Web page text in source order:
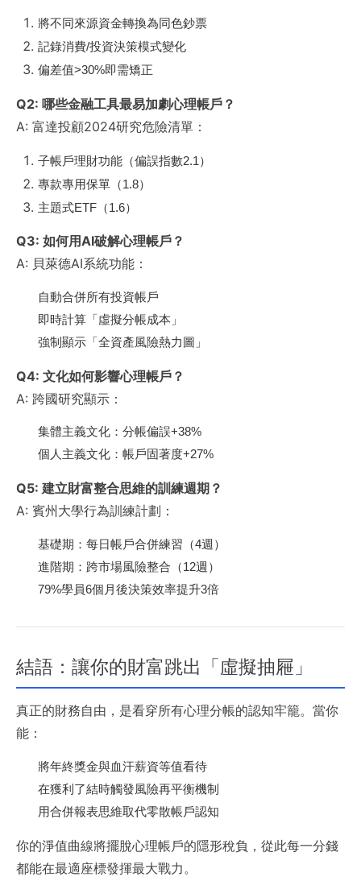
將不同來源資金轉換為同色鈔票
記錄消費/投資決策模式變化
偏差值>30%即需矯正
Q2: 哪些金融工具最易加劇心理帳戶？
A: 富達投顧2024研究危險清單：
子帳戶理財功能（偏誤指數2.1）
專款專用保單（1.8）
主題式ETF（1.6）
Q3: 如何用AI破解心理帳戶？
A: 貝萊德AI系統功能：
自動合併所有投資帳戶
即時計算「虛擬分帳成本」
強制顯示「全資產風險熱力圖」
Q4: 文化如何影響心理帳戶？
A: 跨國研究顯示：
集體主義文化：分帳偏誤+38%
個人主義文化：帳戶固著度+27%
Q5: 建立財富整合思維的訓練週期？
A: 賓州大學行為訓練計劃：
基礎期：每日帳戶合併練習（4週）
進階期：跨市場風險整合（12週）
79%學員6個月後決策效率提升3倍
結語：讓你的財富跳出「虛擬抽屜」
真正的財務自由，是看穿所有心理分帳的認知牢籠。當你
能：
將年終獎金與血汗薪資等值看待
在獲利了結時觸發風險再平衡機制
用合併報表思維取代零散帳戶認知
你的淨值曲線將擺脫心理帳戶的隱形稅負，從此每一分錢
都能在最適座標發揮最大戰力。